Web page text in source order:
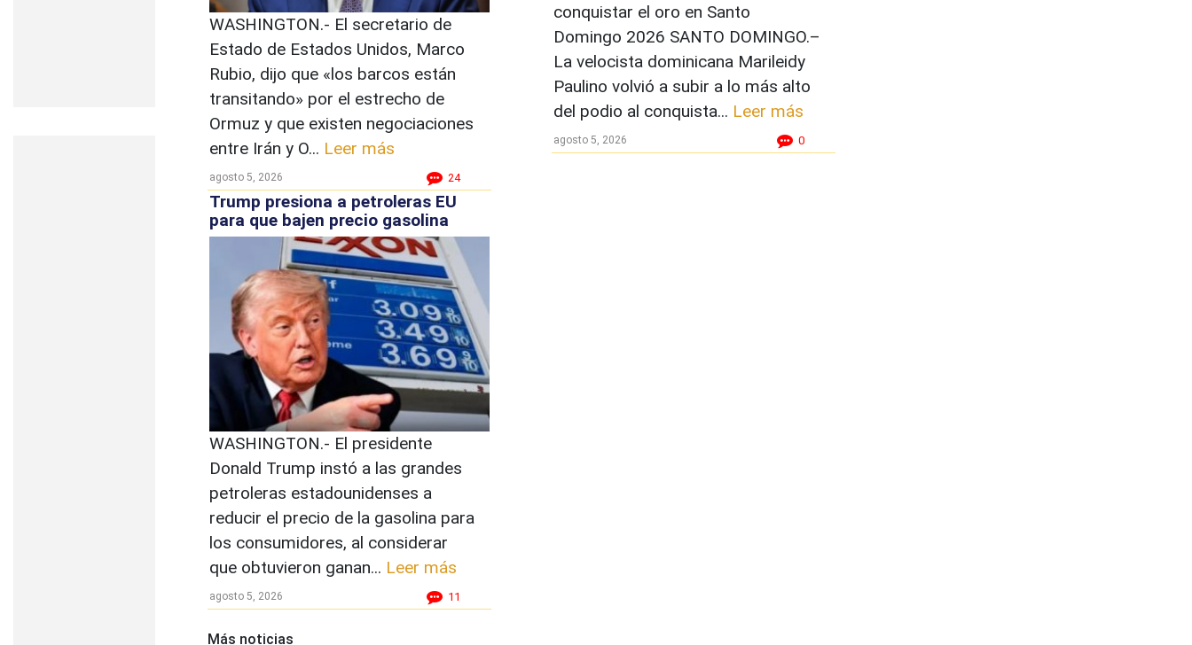
WASHINGTON.- El secretario de
Estado de Estados Unidos, Marco
Rubio, dijo que «los barcos están
transitando» por el estrecho de
Ormuz y que existen negociaciones
entre Irán y O... Leer más
agosto 5, 2026 24
Trump presiona a petroleras EU
para que bajen precio gasolina
WASHINGTON.- El presidente
Donald Trump instó a las grandes
petroleras estadounidenses a
reducir el precio de la gasolina para
los consumidores, al considerar
que obtuvieron ganan... Leer más
agosto 5, 2026 11
conquistar el oro en Santo
Domingo 2026 SANTO DOMINGO.–
La velocista dominicana Marileidy
Paulino volvió a subir a lo más alto
del podio al conquista... Leer más
agosto 5, 2026 0
Más noticias